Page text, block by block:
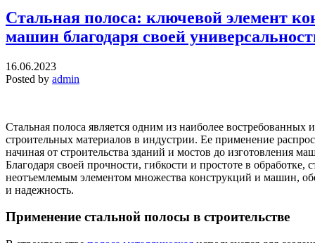
Стальная полоса: ключевой элемент
машин благодаря своей
16.06.2023
Posted by admin
Стальная полоса является одним из наиболее востребованных
строительных материалов в индустрии. Ее применение
начиная от строительства зданий и мостов до изготовления
Благодаря своей прочности, гибкости и простоте в обработке,
неотъемлемым элементом множества конструкций и машин,
и надежность.
Применение стальной полосы в строительстве